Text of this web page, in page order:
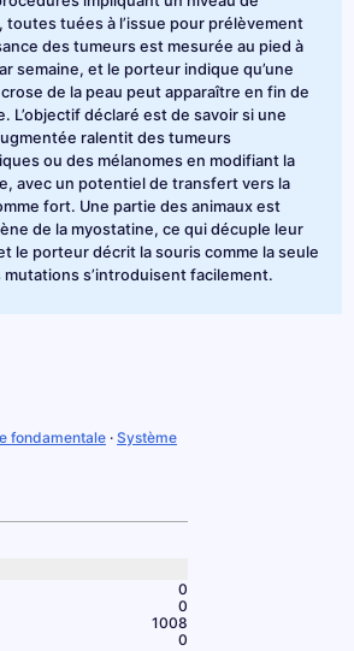
, toutes tuées à l’issue pour prélèvement
des tumeurs est mesurée au pied à
semaine, et le porteur indique qu’une
de la peau peut apparaître en fin de
L’objectif déclaré est de savoir si une
ralentit des tumeurs
ou des mélanomes en modifiant la
avec un potentiel de transfert vers la
fort. Une partie des animaux est
de la myostatine, ce qui décuple leur
le porteur décrit la souris comme la seule
s’introduisent facilement.
fondamentale · Système
0
0
1008
0